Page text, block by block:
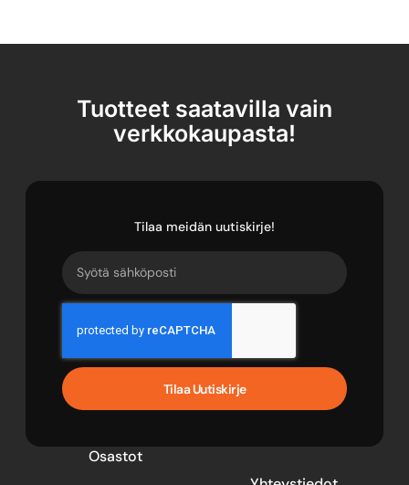
Tuotteet saatavilla vain
verkkokaupasta!
Tilaa meidän uutiskirje!
Tilaa Uutiskirje
Osastot